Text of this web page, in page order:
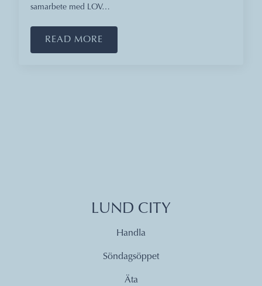
samarbete med LOV…
READ MORE
LUND CITY
Handla
Söndagsöppet
Äta